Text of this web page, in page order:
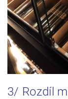
3/ Rozdíl